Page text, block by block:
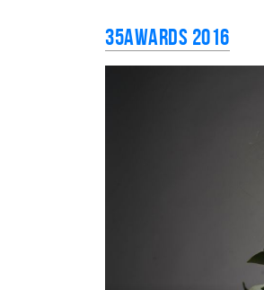
35AWARDS 2016